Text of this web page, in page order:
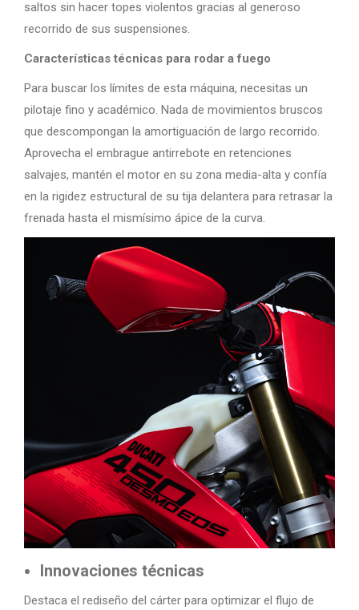
saltos sin hacer topes violentos gracias al generoso
recorrido de sus suspensiones.
Características técnicas para rodar a fuego
Para buscar los límites de esta máquina, necesitas un
pilotaje fino y académico. Nada de movimientos bruscos
que descompongan la amortiguación de largo recorrido.
Aprovecha el embrague antirrebote en retenciones
salvajes, mantén el motor en su zona media-alta y confía
en la rigidez estructural de su tija delantera para retrasar la
frenada hasta el mismísimo ápice de la curva.
Innovaciones técnicas
Destaca el rediseño del cárter para optimizar el flujo de